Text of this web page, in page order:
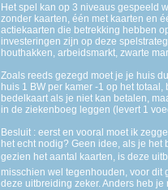
Het spel kan op 3 niveaus gespeeld
zonder kaarten, één met kaarten en
actiekaarten die betrekking hebben
investeringen zijn op deze
houthakken, arbeidsmarkt, zwarte
Zoals reeds gezegd moet je je huis
huis 1 BW per kamer -1 op het
bedelkaart als je niet kan betalen,
in de ziekenboeg leggen (levert 1
Besluit : eerst en vooral moet ik
het echt nodig? Geen idee, als je
gezien het aantal kaarten, is deze
misschien wel tegenhouden, voor
deze uitbreiding zeker. Anders heb